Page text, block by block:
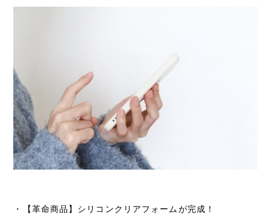
・【革命商品】シリコンクリアフォームが完成！